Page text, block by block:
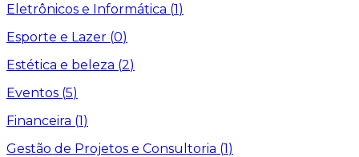
Eletrônicos e Informática (1)
Esporte e Lazer (0)
Estética e beleza (2)
Eventos (5)
Financeira (1)
Gestão de Projetos e Consultoria (1)